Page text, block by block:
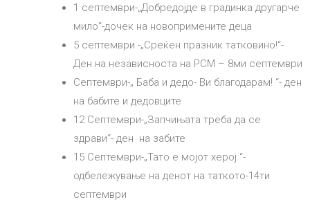
1 септември-„Добредојде в градинка другарче
мило“-дочек на новопримените деца
5 септември -„Среќен празник татковино!“-
Ден на независноста на РСМ – 8ми септември
Септември-„ Баба и дедо- Ви благодарам! “- ден
на бабите и дедовците
12 Септември-„Запчињата треба да се
здрави“- ден на забите
15 Септември-„Тато е мојот херој “-
одбележување на денот на таткото-14ти
септември